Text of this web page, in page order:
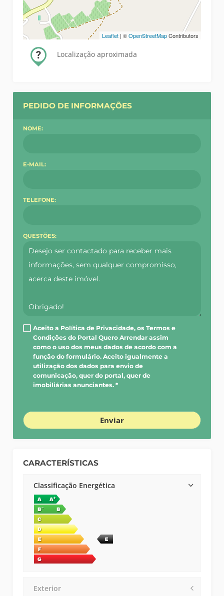
Leaflet| ©OpenStreetMapContributors
Localização aproximada
PEDIDO DE INFORMAÇÕES
NOME:
E-MAIL:
TELEFONE:
QUESTÕES:
Aceito a Política de Privacidade, os Termos e
Condições do Portal Quero Arrendar assim
como o uso dos meus dados de acordo com a
função do formulário. Aceito igualmente a
utilização dos dados para envio de
comunicação, quer do portal, quer de
imobiliárias anunciantes. *
Enviar
CARACTERÍSTICAS
Classificação Energética
Exterior